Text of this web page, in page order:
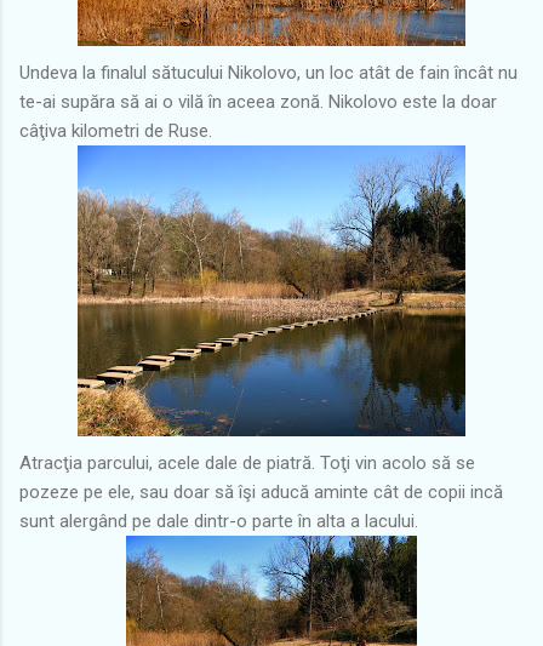
Undeva la finalul sătucului Nikolovo, un loc atât de fain încât nu
te-ai supăra să ai o vilă în aceea zonă. Nikolovo este la doar
câţiva kilometri de Ruse.
Atracţia parcului, acele dale de piatră. Toţi vin acolo să se
pozeze pe ele, sau doar să îşi aducă aminte cât de copii incă
sunt alergând pe dale dintr-o parte în alta a lacului.